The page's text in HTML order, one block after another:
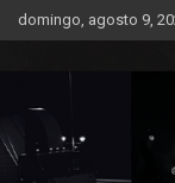
Saltar
al
domingo, agosto 9,